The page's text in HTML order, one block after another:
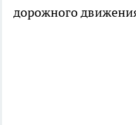
дорожного